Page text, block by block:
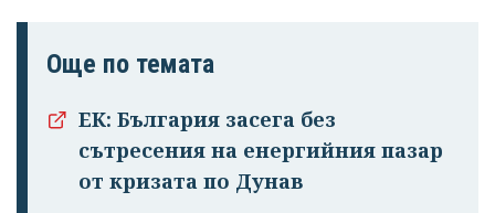
Още по темата
ЕК: България засега без
сътресения на енергийния пазар
от кризата по Дунав